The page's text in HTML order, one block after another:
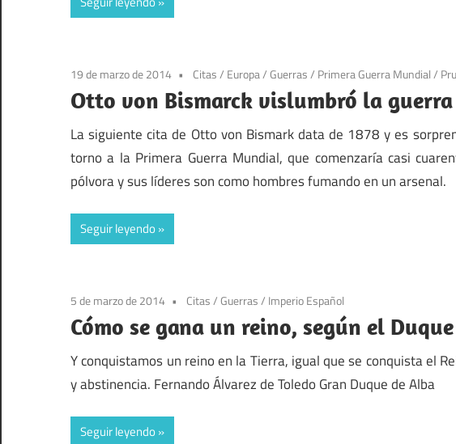
19 de marzo de 2014 Citas/ Europa/Guerras/ Primera Guerra Mundial/
Otto von Bismarck vislumbró la
La siguiente cita de Otto von Bismark data de 1878 y es
torno a la Primera Guerra Mundial, que comenzaría casi
pólvora y sus líderes son como hombres fumando en un arsenal.
Seguir leyendo
5 de marzo de 2014 Citas/Guerras/ Imperio Español
Cómo se gana un reino, según el
Y conquistamos un reino en la Tierra, igual que se conquista el
y abstinencia. Fernando Álvarez de Toledo Gran Duque de Alba
Seguir leyendo